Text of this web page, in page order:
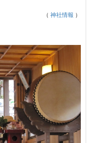
（ 神社情報 ）